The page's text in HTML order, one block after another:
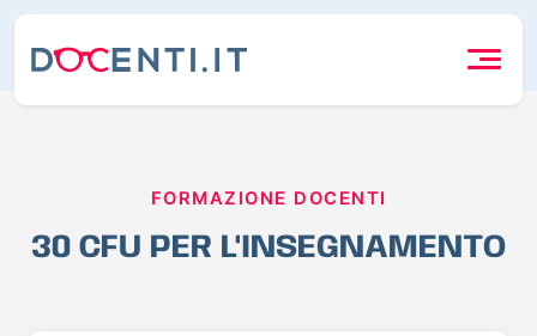
FORMAZIONE DOCENTI
30 CFU PER L'INSEGNAMENTO